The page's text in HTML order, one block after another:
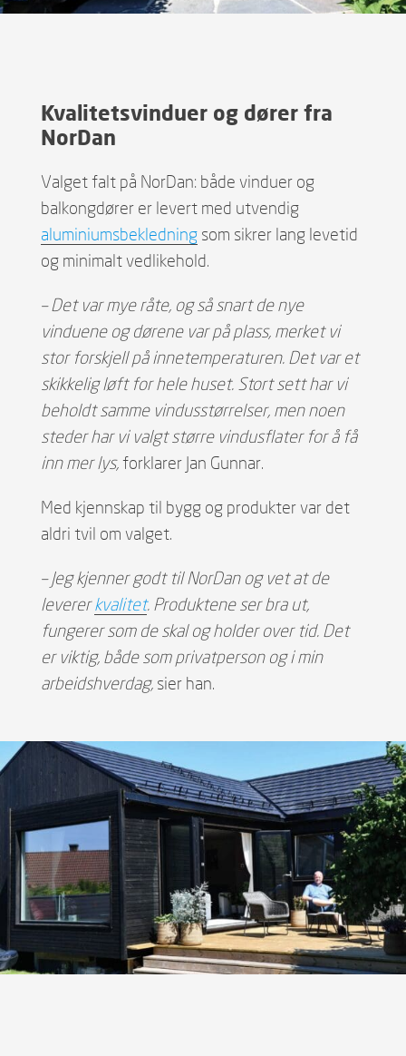
Kvalitetsvinduer og dører fra
NorDan
Valget falt på NorDan: både vinduer og
balkongdører er levert med utvendig
aluminiumsbekledningsom sikrer lang levetid
og minimalt vedlikehold.
– Det var mye råte, og så snart de nye
vinduene og dørene var på plass, merket vi
stor forskjell på innetemperaturen. Det var et
skikkelig løft for hele huset. Stort sett har vi
beholdt samme vindusstørrelser, men noen
steder har vi valgt større vindusflater for å få
inn mer lys,forklarer Jan Gunnar.
Med kjennskap til bygg og produkter var det
aldri tvil om valget.
– Jeg kjenner godt til NorDan og vet at de
levererkvalitet. Produktene ser bra ut,
fungerer som de skal og holder over tid. Det
er viktig, både som privatperson og i min
arbeidshverdag,sier han.